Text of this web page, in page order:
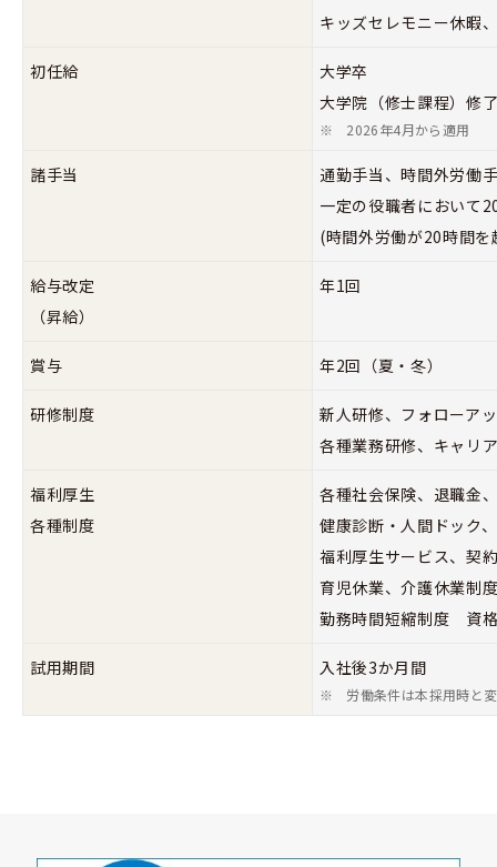
キッズセレモニー休暇
初任給
大学卒
大学院（修士課程）
※ 2026年4月から適用
諸手当
通勤手当、時間外労働
一定の役職者において
(時間外労働が20時間
給与改定
（昇給）
年1回
賞与 年2回（夏・冬）
研修制度
新人研修、フォローア
各種業務研修、キャリ
福利厚生
各種制度
各種社会保険、退職金
健康診断・人間ドック
福利厚生サービス、契
育児休業、介護休業制
勤務時間短縮制度 資
試用期間 入社後3か月間
※ 労働条件は本採用時と